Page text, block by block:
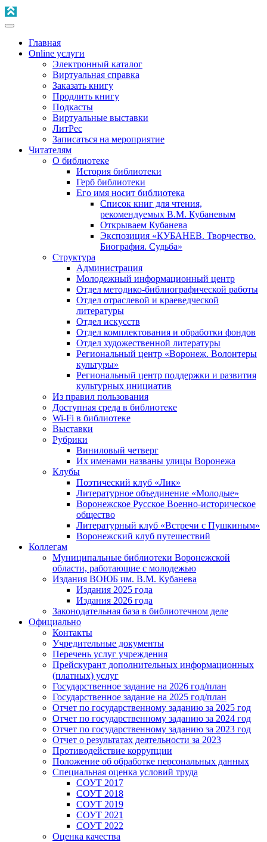
Главная
Online услуги
Электронный каталог
Виртуальная справка
Заказать книгу
Продлить книгу
Подкасты
Виртуальные выставки
ЛитРес
Записаться на мероприятие
Читателям
О библиотеке
История библиотеки
Герб библиотеки
Его имя носит библиотека
Список книг для чтения,
рекомендуемых В.М. Кубаневым
Открываем Кубанева
Экспозиция «КУБАНЕВ. Творчество.
Биография. Судьба»
Структура
Администрация
Молодежный информационный центр
Отдел методико-библиографической работы
Отдел отраслевой и краеведческой
литературы
Отдел искусств
Отдел комплектования и обработки фондов
Отдел художественной литературы
Региональный центр «Воронеж. Волонтеры
культуры»
Региональный центр поддержки и развития
культурных инициатив
Из правил пользования
Доступная среда в библиотеке
Wi-Fi в библиотеке
Выставки
Рубрики
Виниловый четверг
Их именами названы улицы Воронежа
Клубы
Поэтический клуб «Лик»
Литературное объединение «Молодые»
Воронежское Русское Военно-историческое
общество
Литературный клуб «Встречи с Пушкиным»
Воронежский клуб путешествий
Коллегам
Муниципальные библиотеки Воронежской
области, работающие с молодежью
Издания ВОЮБ им. В.М. Кубанева
Издания 2025 года
Издания 2026 года
Законодательная база в библиотечном деле
Официально
Контакты
Учредительные документы
Перечень услуг учреждения
Прейскурант дополнительных информационных
(платных) услуг
Государственное задание на 2026 год/план
Государственное задание на 2025 год/план
Отчет по государственному заданию за 2025 год
Отчет по государственному заданию за 2024 год
Отчет по государственному заданию за 2023 год
Отчет о результатах деятельности за 2023
Противодействие коррупции
Положение об обработке персональных данных
Специальная оценка условий труда
СОУТ 2017
СОУТ 2018
СОУТ 2019
СОУТ 2021
СОУТ 2022
Оценка качества